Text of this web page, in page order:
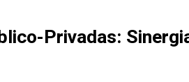
Privadas: